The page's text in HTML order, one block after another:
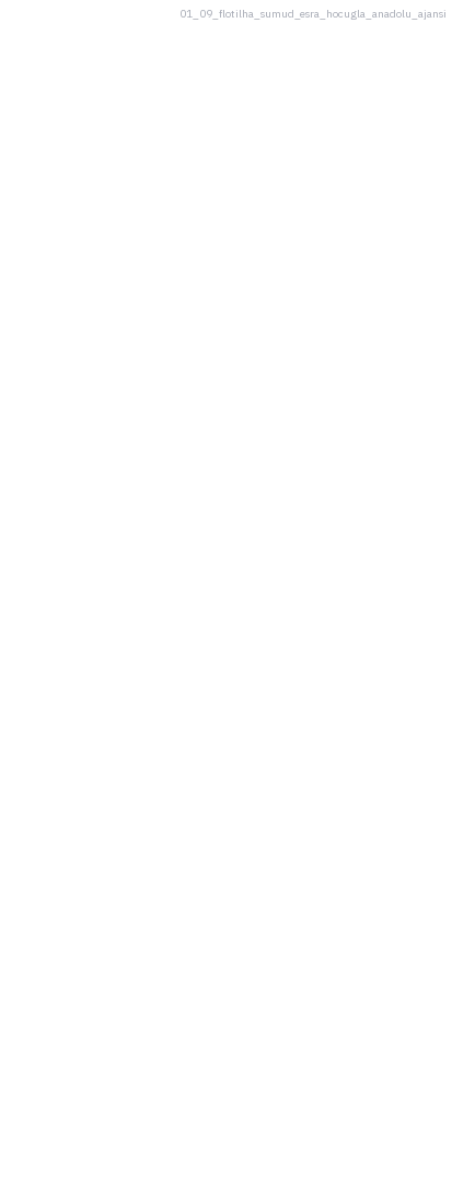
01_09_flotilha_sumud_esra_hocugla_anadolu_ajansi